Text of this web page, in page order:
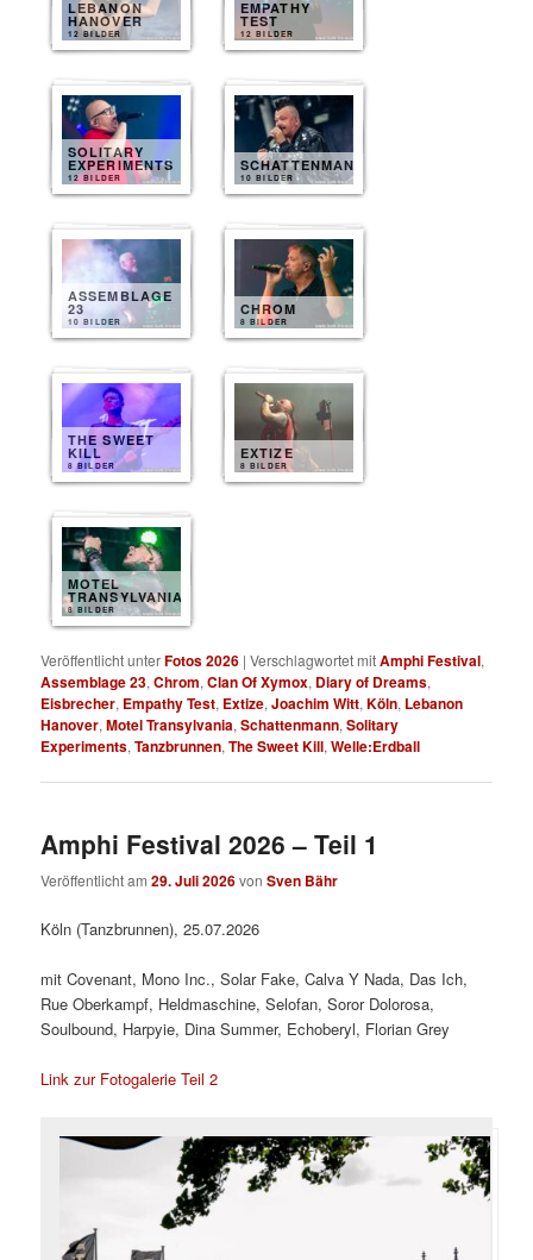
LEBANON
HANOVER
12 BILDER
EMPATHY
TEST
12 BILDER
SOLITARY
EXPERIMENTS
12 BILDER
SCHATTENMANN
10 BILDER
ASSEMBLAGE
23
10 BILDER
CHROM
8 BILDER
THE SWEET
KILL
8 BILDER
EXTIZE
8 BILDER
MOTEL
TRANSYLVANIA
8 BILDER
Veröffentlicht unterFotos 2026 |Verschlagwortet mitAmphi Festival,
Assemblage 23,Chrom,Clan Of Xymox, Diary of Dreams,
Eisbrecher, Empathy Test, Extize,Joachim Witt,Köln, Lebanon
Hanover,Motel Transylvania,Schattenmann,Solitary
Experiments,Tanzbrunnen,The Sweet Kill,Welle:Erdball
Amphi Festival 2026 – Teil 1
Veröffentlicht am29. Juli 2026vonSven Bähr
Köln (Tanzbrunnen), 25.07.2026
mit Covenant, Mono Inc., Solar Fake, Calva Y Nada, Das Ich,
Rue Oberkampf, Heldmaschine, Selofan, Soror Dolorosa,
Soulbound, Harpyie, Dina Summer, Echoberyl, Florian Grey
Link zur Fotogalerie Teil 2